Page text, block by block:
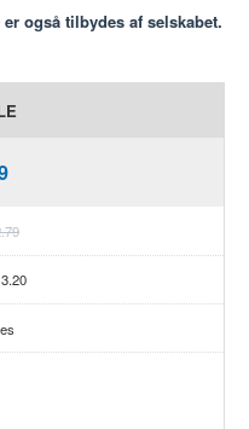
også tilbydes af selskabet.